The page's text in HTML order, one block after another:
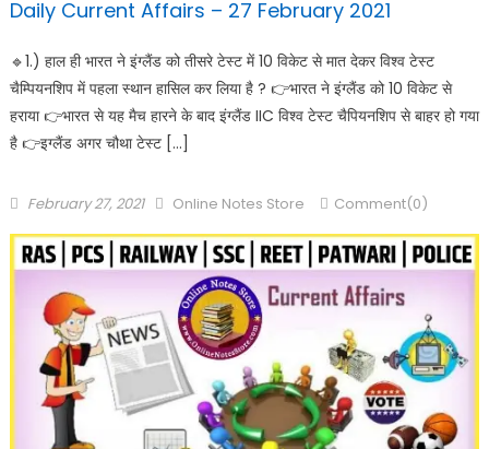
Daily Current Affairs – 27 February 2021
🔹️1.) हाल ही भारत ने इंग्लैंड को तीसरे टेस्ट में 10 विकेट से मात देकर विश्व टेस्ट
चैम्पियनशिप में पहला स्थान हासिल कर लिया है ? 👉भारत ने इंग्लैंड को 10 विकेट से
हराया 👉भारत से यह मैच हारने के बाद इंग्लैंड IIC विश्व टेस्ट चैपियनशिप से बाहर हो गया
है 👉इग्लैंड अगर चौथा टेस्ट […]
February 27, 2021 Online Notes Store Comment(0)